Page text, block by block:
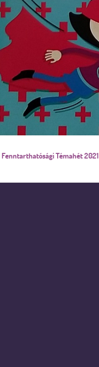
Fenntarthatósági Témahét 2021